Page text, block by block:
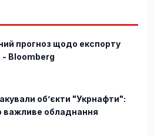
прогноз щодо експорту
- Bloomberg
обʼєкти "Укрнафти":
важливе обладнання